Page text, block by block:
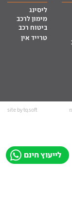
לייעוץ חינם
ליסינג
מימון לרכב
ביטוח רכב
טרייד אין
site by tq.soft